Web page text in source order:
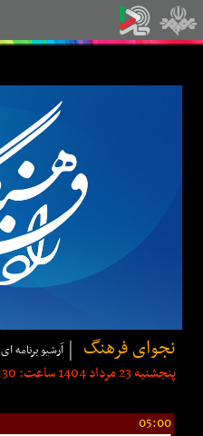
نجوای فرهنگ آرشیو برنامه ای
پنجشنبه 23 مرداد 1404 ساعت: 04:30 | مدت: 30 دقیقه
05:00